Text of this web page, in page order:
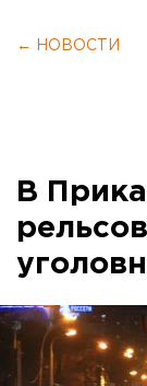
← НОВОСТИ
В